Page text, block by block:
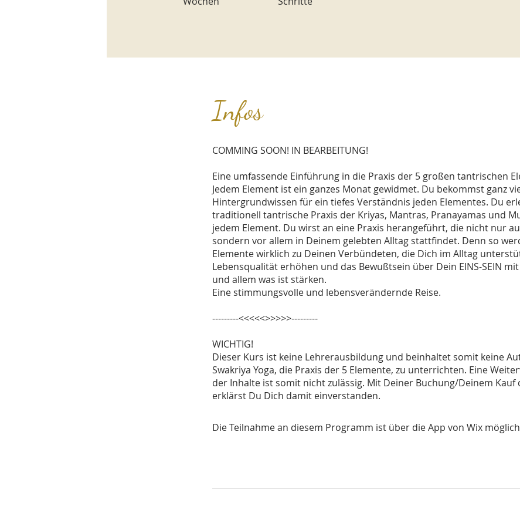
Infos
COMMING SOON! IN BEARBEITUNG!
Eine umfassende Einführung in die Praxis der 5 großen tantrischen
Jedem Element ist ein ganzes Monat gewidmet. Du bekommst ganz
Hintergrundwissen für ein tiefes Verständnis jeden Elementes. Du
traditionell tantrische Praxis der Kriyas, Mantras, Pranayamas und
jedem Element. Du wirst an eine Praxis herangeführt, die nicht nur
sondern vor allem in Deinem gelebten Alltag stattfindet. Denn so
Elemente wirklich zu Deinen Verbündeten, die Dich im Alltag
Lebensqualität erhöhen und das Bewußtsein über Dein EINS-SEIN
und allem was ist stärken.
Eine stimmungsvolle und lebensverändernde Reise.
---------<<<<<>>>>>---------
WICHTIG!
Dieser Kurs ist keine Lehrerausbildung und beinhaltet somit keine
Swakriya Yoga, die Praxis der 5 Elemente, zu unterrichten. Eine
der Inhalte ist somit nicht zulässig. Mit Deiner Buchung/Deinem Kauf
erklärst Du Dich damit einverstanden.
Die Teilnahme an diesem Programm ist über die App von Wix